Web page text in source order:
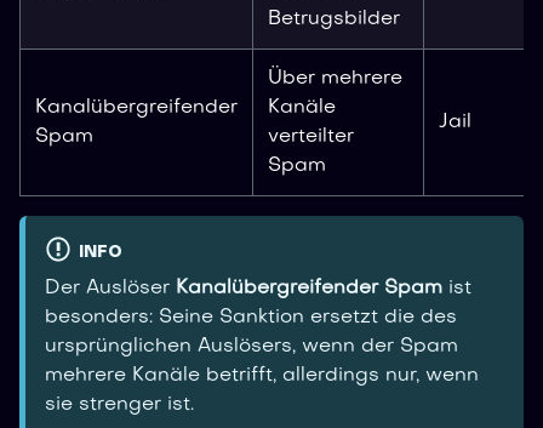
Betrugsbilder
Kanalübergreifender
Spam
Über mehrere
Kanäle
verteilter
Spam
Jail
INFO
Der Auslöser Kanalübergreifender Spam ist
besonders: Seine Sanktion ersetzt die des
ursprünglichen Auslösers, wenn der Spam
mehrere Kanäle betrifft, allerdings nur, wenn
sie strenger ist.